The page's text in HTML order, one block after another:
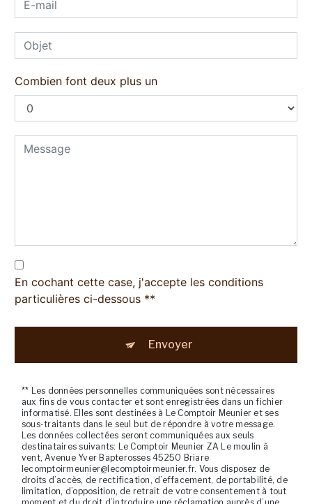
Combien font deux plus un
En cochant cette case, j'accepte les conditions
particulières ci-dessous **
Envoyer
** Les données personnelles communiquées sont nécessaires
aux fins de vous contacter et sont enregistrées dans un fichier
informatisé. Elles sont destinées à Le Comptoir Meunier et ses
sous-traitants dans le seul but de répondre à votre message.
Les données collectées seront communiquées aux seuls
destinataires suivants: Le Comptoir Meunier ZA Le moulin à
vent, Avenue Yver Bapterosses 45250 Briare
lecomptoirmeunier@lecomptoirmeunier.fr. Vous disposez de
droits d’accès, de rectification, d’effacement, de portabilité, de
limitation, d’opposition, de retrait de votre consentement à tout